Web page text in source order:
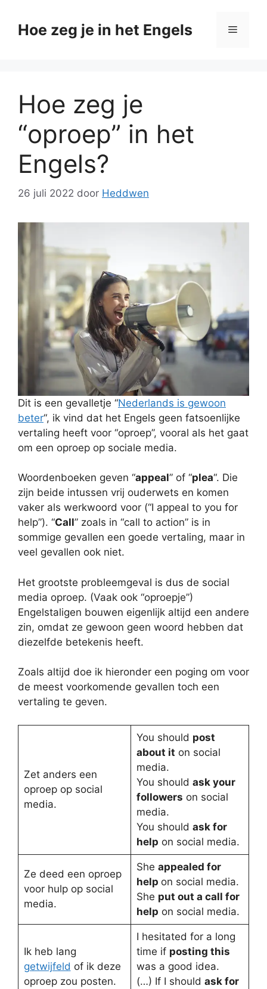
naarHoe zeg je in het Engels Menu
Hoe zeg je
“oproep” in het
Engels?
26 juli 2022 door Heddwen
Dit is een gevalletje “Nederlands is gewoon
beter“, ik vind dat het Engels geen fatsoenlijke
vertaling heeft voor “oproep”, vooral als het gaat
om een oproep op sociale media.
Woordenboeken geven “appeal” of “plea“. Die
zijn beide intussen vrij ouderwets en komen
vaker als werkwoord voor (“I appeal to you for
help”). “Call” zoals in “call to action” is in
sommige gevallen een goede vertaling, maar in
veel gevallen ook niet.
Het grootste probleemgeval is dus de social
media oproep. (Vaak ook “oproepje”)
Engelstaligen bouwen eigenlijk altijd een andere
zin, omdat ze gewoon geen woord hebben dat
diezelfde betekenis heeft.
Zoals altijd doe ik hieronder een poging om voor
de meest voorkomende gevallen toch een
vertaling te geven.
Zet anders een
oproep op social
media.
You should post
about it on social
media.
You should ask your
followers on social
media.
You should ask for
help on social media.
Ze deed een oproep
voor hulp op social
media.
She appealed for
help on social media.
She put out a call for
help on social media.
Ik heb lang
getwijfeld of ik deze
oproep zou posten.
I hesitated for a long
time if posting this
was a good idea.
(…) If I should ask for